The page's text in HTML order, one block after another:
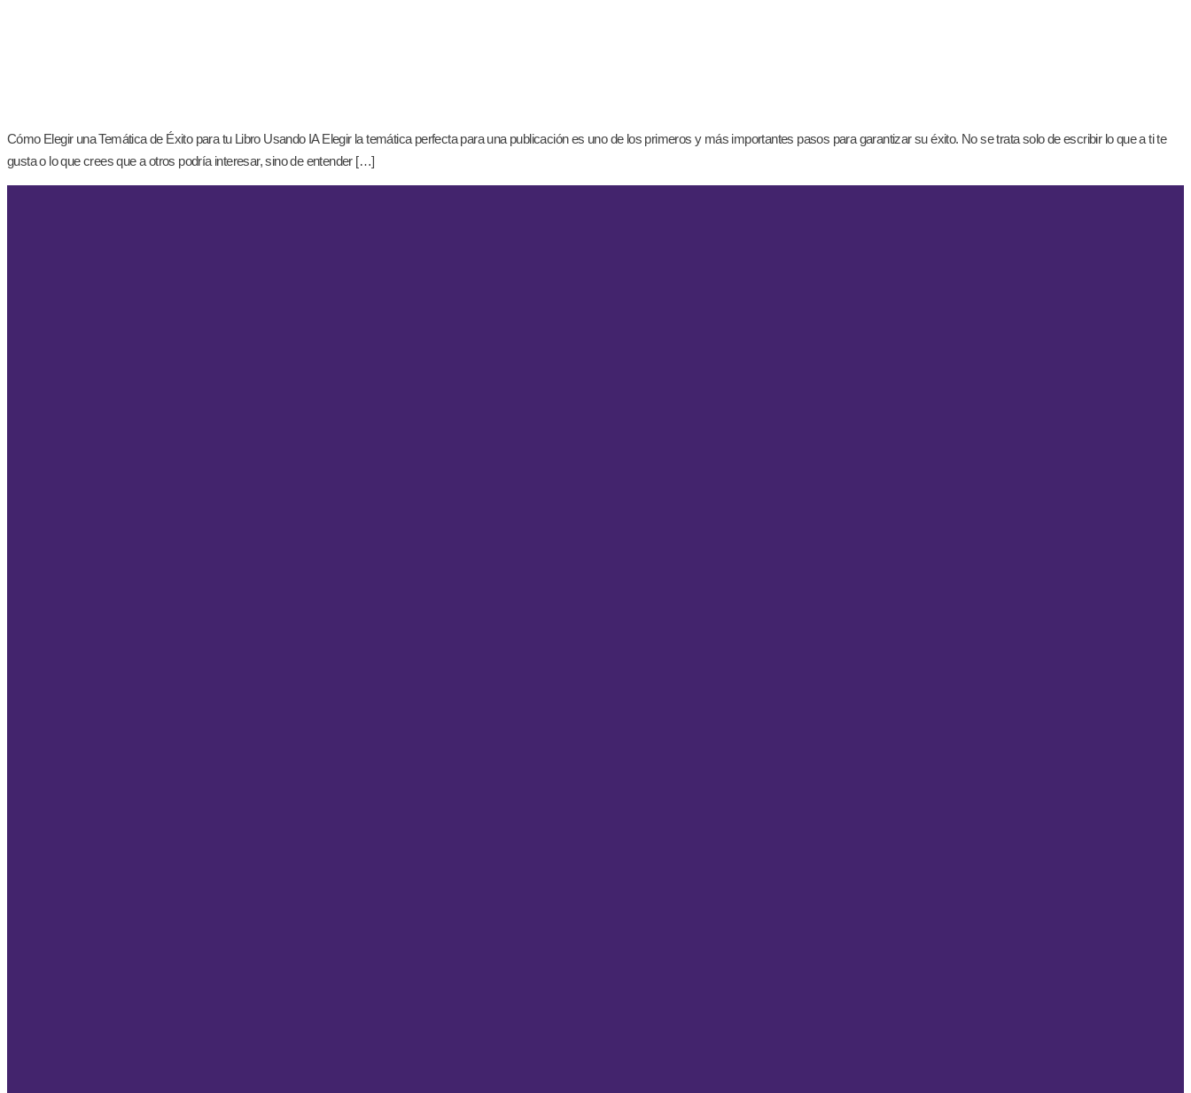
Cómo Elegir una Temática de Éxito para tu Libro Usando IA Elegir la temática perfecta para una publicación es uno de los primeros y más importantes pasos para garantizar su éxito. No se trata solo de escribir lo que a ti te
gusta o lo que crees que a otros podría interesar, sino de entender […]